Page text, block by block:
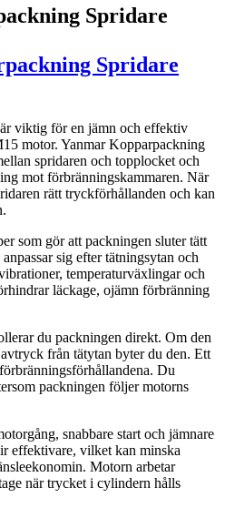
Spridare
viktig för en jämn och effektiv
motor. Yanmar Kopparpackning
spridaren och topplocket och
mot förbränningskammaren. När
rätt tryckförhållanden och kan
som gör att packningen sluter tätt
sig efter tätningsytan och
temperaturväxlingar och
läckage, ojämn förbränning
du packningen direkt. Om den
från tätytan byter du den. Ett
Du
packningen följer motorns
snabbare start och jämnare
effektivare, vilket kan minska
Motorn arbetar
när trycket i cylindern hålls